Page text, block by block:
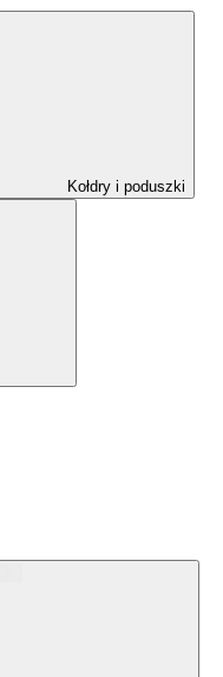
Kołdry i poduszki